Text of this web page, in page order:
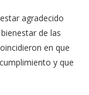
agradecido
de las
en que
y que